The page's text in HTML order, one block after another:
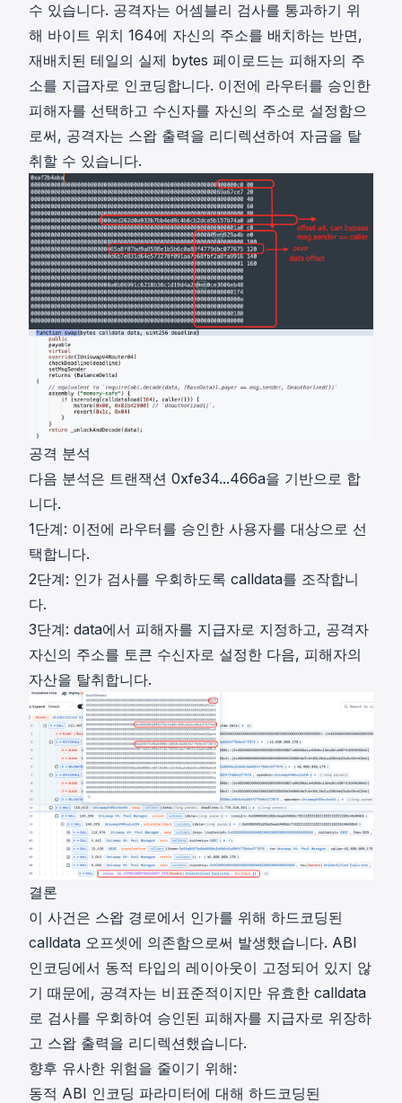
수 있습니다. 공격자는 어셈블리 검사를 통과하기 위
해 바이트 위치 164에 자신의 주소를 배치하는 반면,
재배치된 테일의 실제 bytes 페이로드는 피해자의 주
소를 지급자로 인코딩합니다. 이전에 라우터를 승인한
피해자를 선택하고 수신자를 자신의 주소로 설정함으
로써, 공격자는 스왑 출력을 리디렉션하여 자금을 탈
취할 수 있습니다.
공격 분석
다음 분석은 트랜잭션 0xfe34...466a을 기반으로 합
니다.
1단계: 이전에 라우터를 승인한 사용자를 대상으로 선
택합니다.
2단계: 인가 검사를 우회하도록 calldata를 조작합니
다.
3단계: data에서 피해자를 지급자로 지정하고, 공격자
자신의 주소를 토큰 수신자로 설정한 다음, 피해자의
자산을 탈취합니다.
결론
이 사건은 스왑 경로에서 인가를 위해 하드코딩된
calldata 오프셋에 의존함으로써 발생했습니다. ABI
인코딩에서 동적 타입의 레이아웃이 고정되어 있지 않
기 때문에, 공격자는 비표준적이지만 유효한 calldata
로 검사를 우회하여 승인된 피해자를 지급자로 위장하
고 스왑 출력을 리디렉션했습니다.
향후 유사한 위험을 줄이기 위해:
동적 ABI 인코딩 파라미터에 대해 하드코딩된